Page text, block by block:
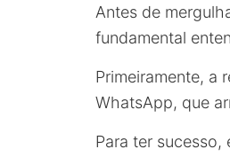
Antes de
fundamental
Primeiramente, a
WhatsApp, que
Para ter